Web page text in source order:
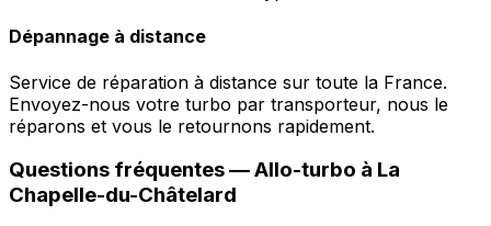
Dépannage à distance
Service de réparation à distance sur toute la France.
Envoyez-nous votre turbo par transporteur, nous le
réparons et vous le retournons rapidement.
Questions fréquentes —Allo-turbo à La
Chapelle-du-Châtelard